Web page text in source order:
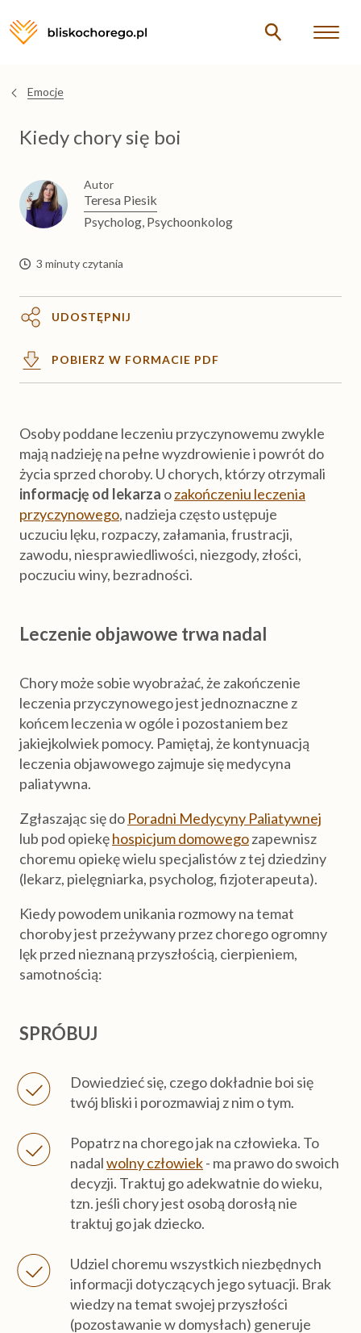
Opieka
Formalności
Emocje
Autonomia chorego
Kiedy chory złości się na opiekuna
Jak rozmawiać, kiedy zostało niewiele
czasu?
WSPARCIE OPIEKUNA
Niezbędnik opiekuna
Eksperci
tutaj
Emocje
Kiedy chory się boi
Autor
Teresa Piesik
Psycholog, Psychoonkolog
3 minuty czytania
UDOSTĘPNIJ
POBIERZ W FORMACIE PDF
Osoby poddane leczeniu przyczynowemu zwykle
mają nadzieję na pełne wyzdrowienie i powrót do
życia sprzed choroby. U chorych, którzy otrzymali
informację od lekarza ozakończeniu leczenia
przyczynowego, nadzieja często ustępuje
uczuciu lęku, rozpaczy, załamania, frustracji,
zawodu, niesprawiedliwości, niezgody, złości,
poczuciu winy, bezradności.
Leczenie objawowe trwa nadal
Chory może sobie wyobrażać, że zakończenie
leczenia przyczynowego jest jednoznaczne z
końcem leczenia w ogóle i pozostaniem bez
jakiejkolwiek pomocy. Pamiętaj, że kontynuacją
leczenia objawowego zajmuje się medycyna
paliatywna.
Zgłaszając się do Poradni Medycyny Paliatywnej
lub pod opiekęhospicjum domowegozapewnisz
choremu opiekę wielu specjalistów z tej dziedziny
(lekarz, pielęgniarka, psycholog, fizjoterapeuta).
Kiedy powodem unikania rozmowy na temat
choroby jest przeżywany przez chorego ogromny
lęk przed nieznaną przyszłością, cierpieniem,
samotnością:
SPRÓBUJ
Dowiedzieć się, czego dokładnie boi się
twój bliski i porozmawiaj z nim o tym.
Popatrz na chorego jak na człowieka. To
nadalwolny człowiek- ma prawo do swoich
decyzji. Traktuj go adekwatnie do wieku,
tzn. jeśli chory jest osobą dorosłą nie
traktuj go jak dziecko.
Udziel choremu wszystkich niezbędnych
informacji dotyczących jego sytuacji. Brak
wiedzy na temat swojej przyszłości
(pozostawanie w domysłach) generuje